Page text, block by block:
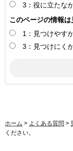
3：役に立たな
このページの情報
1：見つけやす
3：見つけにく
ホーム > よくある質問 >
ください。